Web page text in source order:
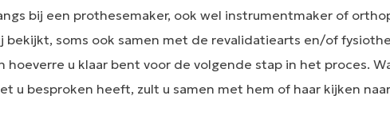
bij een prothesemaker, ook wel instrumentmaker of
bekijkt, soms ook samen met de revalidatiearts en/of
hoeverre u klaar bent voor de volgende stap in het proces.
u besproken heeft, zult u samen met hem of haar kijken